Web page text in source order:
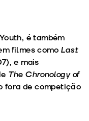
é também
filmes como Last
e mais
The Chronology of
fora de competição